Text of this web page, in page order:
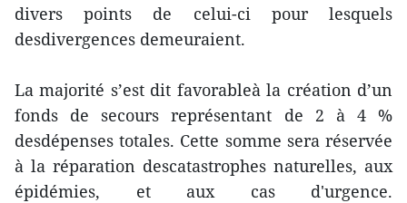
divers points de celui-ci pour lesquels
desdivergences demeuraient.
La majorité s’est dit favorableà la création d’un
fonds de secours représentant de 2 à 4 %
desdépenses totales. Cette somme sera réservée
à la réparation descatastrophes naturelles, aux
épidémies, et aux cas d'urgence.